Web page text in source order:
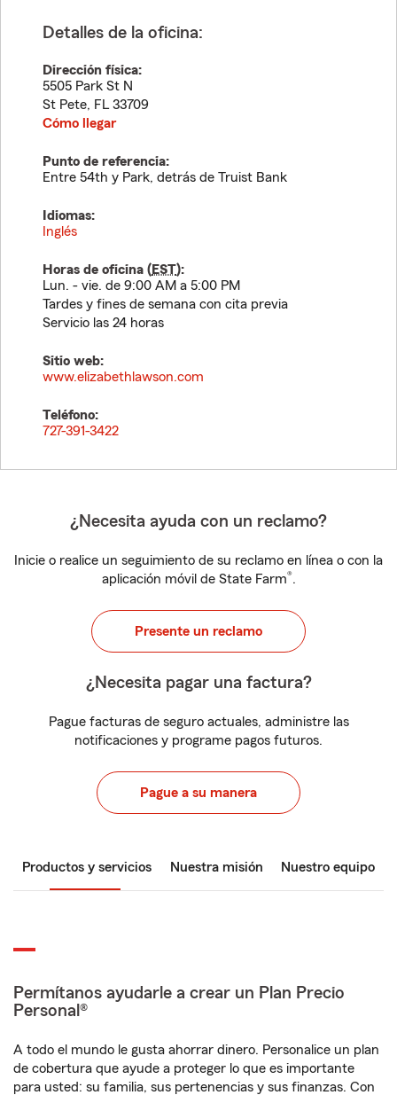
Detalles de la oficina:
Dirección física:
5505 Park St N
St Pete, FL 33709
Cómo llegar
Punto de referencia:
Entre 54th y Park, detrás de Truist Bank
Idiomas:
Inglés
Horas de oficina (EST):
Lun. - vie. de 9:00 AM a 5:00 PM
Tardes y fines de semana con cita previa
Servicio las 24 horas
Sitio web:
www.elizabethlawson.com
Teléfono:
727-391-3422
¿Necesita ayuda con un reclamo?
Inicie o realice un seguimiento de su reclamo en línea o con la
aplicación móvil de State Farm®.
Presente un reclamo
¿Necesita pagar una factura?
Pague facturas de seguro actuales, administre las
notificaciones y programe pagos futuros.
Pague a su manera
Productos y servicios Nuestra misión Nuestro equipo
Permítanos ayudarle a crear un Plan Precio
Personal®
A todo el mundo le gusta ahorrar dinero. Personalice un plan
de cobertura que ayude a proteger lo que es importante
para usted: su familia, sus pertenencias y sus finanzas. Con